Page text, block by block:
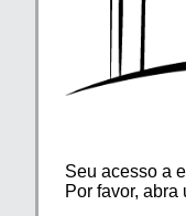
Seu acesso a
Por favor, abra